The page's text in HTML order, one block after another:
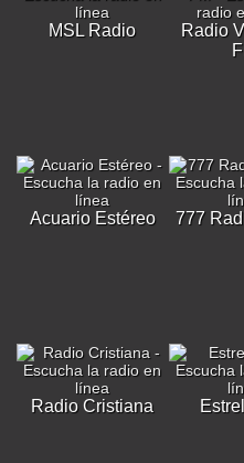
MSL Radio
Radio
Acuario Estéreo
777
Radio Cristiana